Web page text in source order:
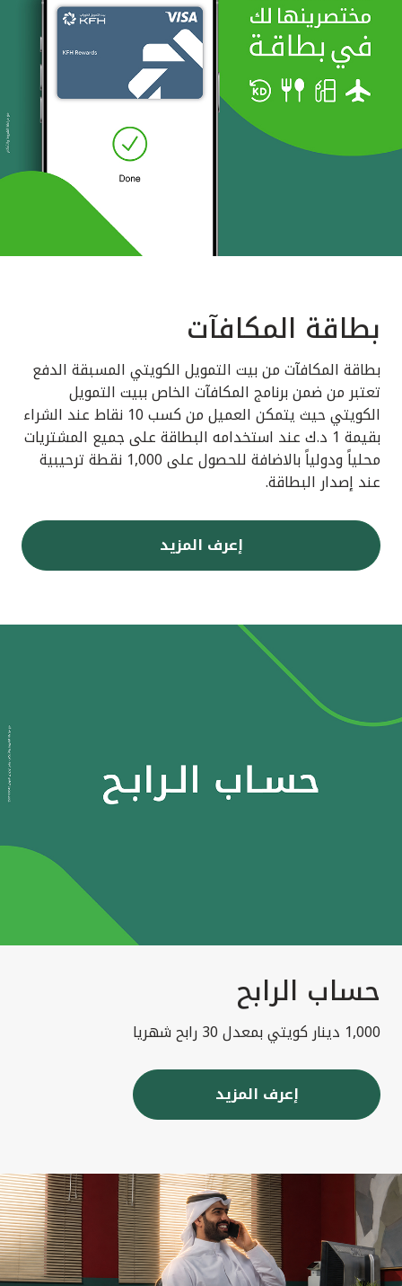
بطاقة المكافآت
بطاقة المكافآت من بيت التمويل الكويتي المسبقة الدفع
تعتبر من ضمن برنامج المكافآت الخاص ببيت التمويل
الكويتي حيث يتمكن العميل من كسب 10 نقاط عند الشراء
بقيمة 1 د.ك عند استخدامه البطاقة على جميع المشتريات
محلياً ودولياً بالاضافة للحصول على 1,000 نقطة ترحيبية
عند إصدار البطاقة.
إعرف المزيد
حساب الرابح
1,000 دينار كويتي بمعدل 30 رابح شهريا
إعرف المزيد